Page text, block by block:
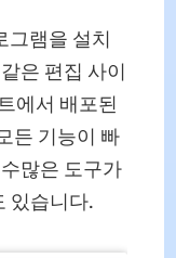
그램을 설치
은 편집 사이
에서 배포된
든 기능이 빠
많은 도구가
있습니다.